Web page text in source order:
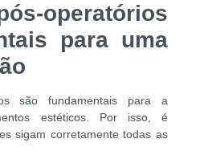
operatórios
para uma
são fundamentais para a
estéticos. Por isso, é
sigam corretamente todas as